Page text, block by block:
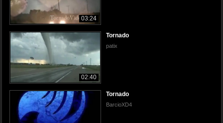
03:24
02:40
Tornado
patix
Tornado
BarcioXD4